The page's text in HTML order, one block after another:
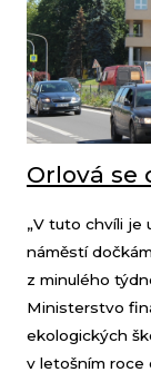
Orlová se
„V tuto chvíli je
náměstí
z minulého
Ministerstvo
ekologických
v letošním roce